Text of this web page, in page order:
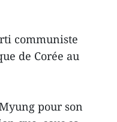
communiste
de Corée au
pour son